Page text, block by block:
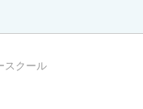
スクール